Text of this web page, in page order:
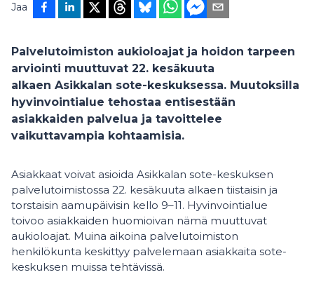
Jaa
Palvelutoimiston aukioloajat ja hoidon tarpeen
arviointi muuttuvat 22. kesäkuuta
alkaen Asikkalan sote-keskuksessa. Muutoksilla
hyvinvointialue tehostaa entisestään
asiakkaiden palvelua ja tavoittelee
vaikuttavampia kohtaamisia.
Asiakkaat voivat asioida Asikkalan sote-keskuksen
palvelutoimistossa 22. kesäkuuta alkaen tiistaisin ja
torstaisin aamupäivisin kello 9–11. Hyvinvointialue
toivoo asiakkaiden huomioivan nämä muuttuvat
aukioloajat. Muina aikoina palvelutoimiston
henkilökunta keskittyy palvelemaan asiakkaita sote-
keskuksen muissa tehtävissä.